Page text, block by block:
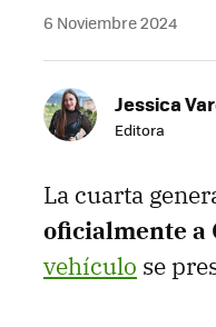
6 Noviembre 2024
Jessica
Editora
La cuarta
oficialmente a
vehículo se